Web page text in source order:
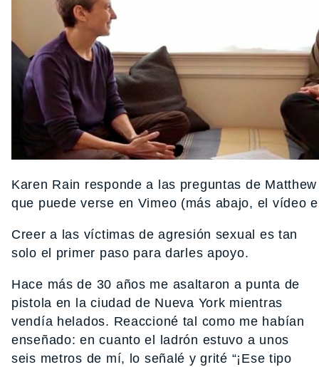
Karen Rain responde a las preguntas de
que puede verse en Vimeo (más abajo, el vídeo
Creer a las víctimas de agresión sexual es tan
solo el primer paso para darles apoyo.
Hace más de 30 años me asaltaron a punta de
pistola en la ciudad de Nueva York mientras
vendía helados. Reaccioné tal como me habían
enseñado: en cuanto el ladrón estuvo a unos
seis metros de mí, lo señalé y grité “¡Ese tipo